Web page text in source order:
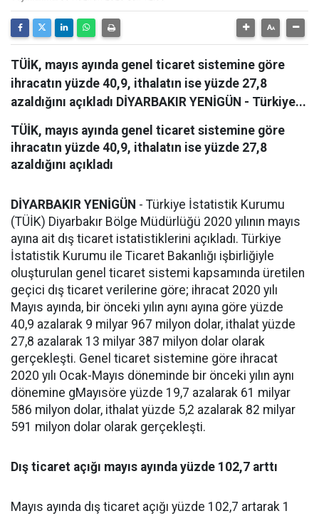
TÜİK, mayıs ayında genel ticaret sistemine göre
ihracatın yüzde 40,9, ithalatın ise yüzde 27,8
azaldığını açıkladı DİYARBAKIR YENİGÜN - Türkiye...
TÜİK, mayıs ayında genel ticaret sistemine göre
ihracatın yüzde 40,9, ithalatın ise yüzde 27,8
azaldığını açıkladı
DİYARBAKIR YENİGÜN - Türkiye İstatistik Kurumu
(TÜİK) Diyarbakır Bölge Müdürlüğü 2020 yılının mayıs
ayına ait dış ticaret istatistiklerini açıkladı. Türkiye
İstatistik Kurumu ile Ticaret Bakanlığı işbirliğiyle
oluşturulan genel ticaret sistemi kapsamında üretilen
geçici dış ticaret verilerine göre; ihracat 2020 yılı
Mayıs ayında, bir önceki yılın aynı ayına göre yüzde
40,9 azalarak 9 milyar 967 milyon dolar, ithalat yüzde
27,8 azalarak 13 milyar 387 milyon dolar olarak
gerçekleşti. Genel ticaret sistemine göre ihracat
2020 yılı Ocak-Mayıs döneminde bir önceki yılın aynı
dönemine gMayısöre yüzde 19,7 azalarak 61 milyar
586 milyon dolar, ithalat yüzde 5,2 azalarak 82 milyar
591 milyon dolar olarak gerçekleşti.
Dış ticaret açığı mayıs ayında yüzde 102,7 arttı
Mayıs ayında dış ticaret açığı yüzde 102,7 artarak 1